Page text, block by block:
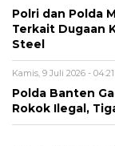
Polri dan Polda
Terkait Dugaan
Steel
Kamis, 9 Juli 2026 -
Polda Banten
Rokok Ilegal,